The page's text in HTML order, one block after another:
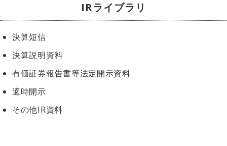
IRライブラリ
決算短信
決算説明資料
有価証券報告書等法定開示資料
適時開示
その他IR資料